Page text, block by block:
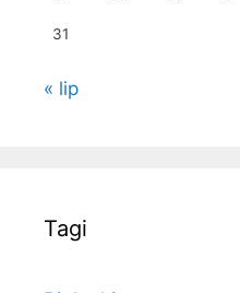
31
« lip
Tagi